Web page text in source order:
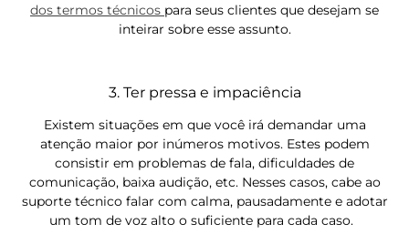
dos termos técnicos para seus clientes que desejam se
inteirar sobre esse assunto.
3. Ter pressa e impaciência
Existem situações em que você irá demandar uma
atenção maior por inúmeros motivos. Estes podem
consistir em problemas de fala, dificuldades de
comunicação, baixa audição, etc. Nesses casos, cabe ao
suporte técnico falar com calma, pausadamente e adotar
um tom de voz alto o suficiente para cada caso.